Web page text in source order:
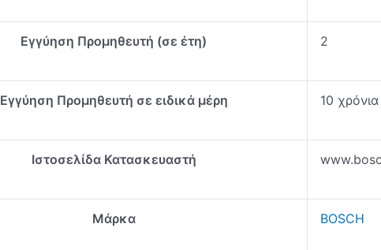
Εγγύηση Προμηθευτή (σε έτη) 2
Εγγύηση Προμηθευτή σε ειδικά μέρη 10
Ιστοσελίδα Κατασκευαστή
Μάρκα BOSCH